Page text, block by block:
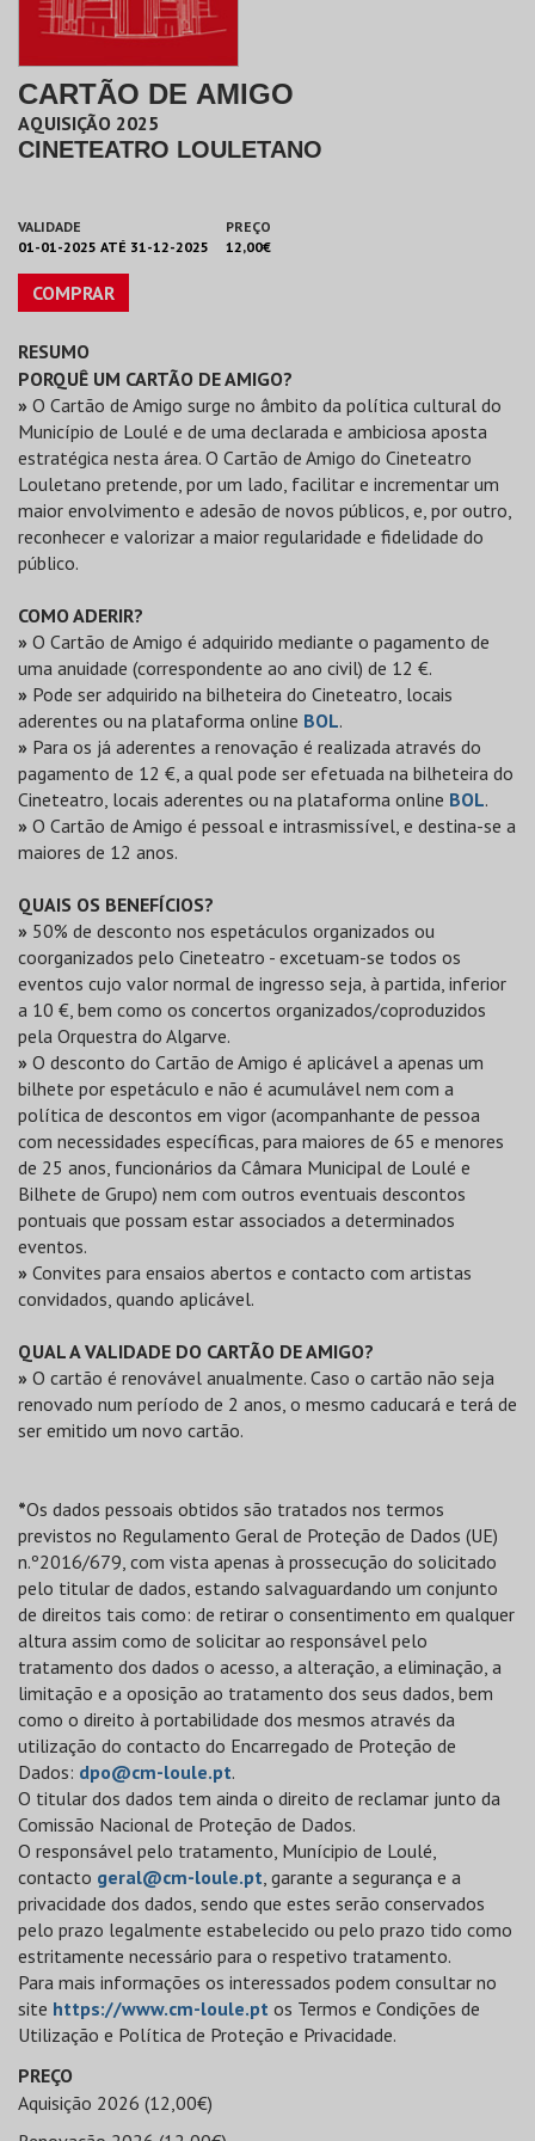
CARTÃO DE AMIGO
AQUISIÇÃO 2025
CINETEATRO LOULETANO
VALIDADE
01-01-2025 ATÉ 31-12-2025
PREÇO
12,00€
COMPRAR
RESUMO
PORQUÊ UM CARTÃO DE AMIGO?
» O Cartão de Amigo surge no âmbito da política cultural do
Município de Loulé e de uma declarada e ambiciosa aposta
estratégica nesta área. O Cartão de Amigo do Cineteatro
Louletano pretende, por um lado, facilitar e incrementar um
maior envolvimento e adesão de novos públicos, e, por outro,
reconhecer e valorizar a maior regularidade e fidelidade do
público.
COMO ADERIR?
» O Cartão de Amigo é adquirido mediante o pagamento de
uma anuidade (correspondente ao ano civil) de 12 €.
» Pode ser adquirido na bilheteira do Cineteatro, locais
aderentes ou na plataforma online BOL.
» Para os já aderentes a renovação é realizada através do
pagamento de 12 €, a qual pode ser efetuada na bilheteira do
Cineteatro, locais aderentes ou na plataforma online BOL.
» O Cartão de Amigo é pessoal e intrasmissível, e destina-se a
maiores de 12 anos.
QUAIS OS BENEFÍCIOS?
» 50% de desconto nos espetáculos organizados ou
coorganizados pelo Cineteatro - excetuam-se todos os
eventos cujo valor normal de ingresso seja, à partida, inferior
a 10 €, bem como os concertos organizados/coproduzidos
pela Orquestra do Algarve.
» O desconto do Cartão de Amigo é aplicável a apenas um
bilhete por espetáculo e não é acumulável nem com a
política de descontos em vigor (acompanhante de pessoa
com necessidades específicas, para maiores de 65 e menores
de 25 anos, funcionários da Câmara Municipal de Loulé e
Bilhete de Grupo) nem com outros eventuais descontos
pontuais que possam estar associados a determinados
eventos.
» Convites para ensaios abertos e contacto com artistas
convidados, quando aplicável.
QUAL A VALIDADE DO CARTÃO DE AMIGO?
» O cartão é renovável anualmente. Caso o cartão não seja
renovado num período de 2 anos, o mesmo caducará e terá de
ser emitido um novo cartão.
*Os dados pessoais obtidos são tratados nos termos
previstos no Regulamento Geral de Proteção de Dados (UE)
n.º2016/679, com vista apenas à prossecução do solicitado
pelo titular de dados, estando salvaguardando um conjunto
de direitos tais como: de retirar o consentimento em qualquer
altura assim como de solicitar ao responsável pelo
tratamento dos dados o acesso, a alteração, a eliminação, a
limitação e a oposição ao tratamento dos seus dados, bem
como o direito à portabilidade dos mesmos através da
utilização do contacto do Encarregado de Proteção de
Dados: dpo@cm-loule.pt.
O titular dos dados tem ainda o direito de reclamar junto da
Comissão Nacional de Proteção de Dados.
O responsável pelo tratamento, Munícipio de Loulé,
contacto geral@cm-loule.pt, garante a segurança e a
privacidade dos dados, sendo que estes serão conservados
pelo prazo legalmente estabelecido ou pelo prazo tido como
estritamente necessário para o respetivo tratamento.
Para mais informações os interessados podem consultar no
site https://www.cm-loule.pt os Termos e Condições de
Utilização e Política de Proteção e Privacidade.
PREÇO
Aquisição 2026 (12,00€)